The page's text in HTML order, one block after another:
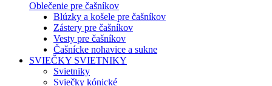
Oblečenie pre čašníkov
Blúzky a košele pre čašníkov
Zástery pre čašníkov
Vesty pre čašníkov
Čašnícke nohavice a sukne
SVIEČKY SVIETNIKY
Svietniky
Sviečky kónické